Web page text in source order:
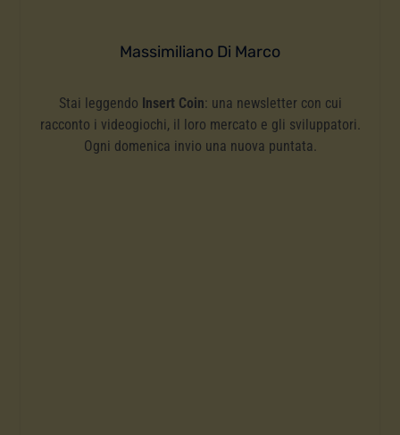
Massimiliano Di Marco
Stai leggendo Insert Coin: una newsletter con cui
racconto i videogiochi, il loro mercato e gli sviluppatori.
Ogni domenica invio una nuova puntata.